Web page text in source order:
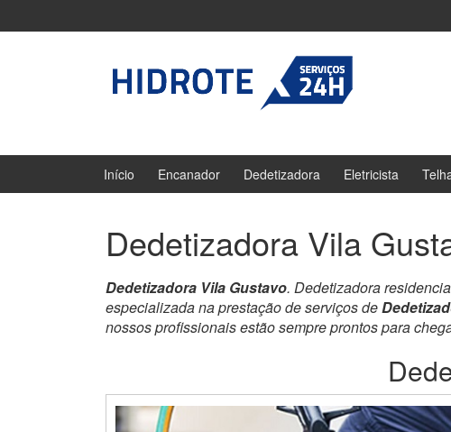
Início Encanador Dedetizadora Eletricista
Dedetizadora Vila
Dedetizadora Vila Gustavo. Dedetizadora
especializada na prestação de serviços de
nossos profissionais estão sempre prontos para